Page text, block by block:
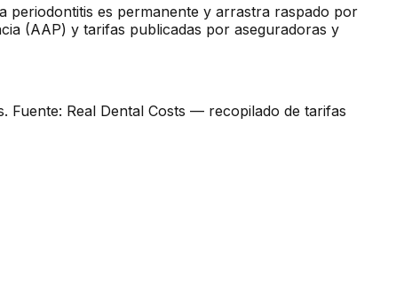
periodontitis es permanente y arrastra raspado por
(AAP) y tarifas publicadas por aseguradoras y
Fuente: Real Dental Costs — recopilado de tarifas